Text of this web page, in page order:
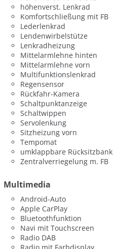
höhenverst. Lenkrad
Komfortschließung mit FB
Lederlenkrad
Lendenwirbelstütze
Lenkradheizung
Mittelarmlehne hinten
Mittelarmlehne vorn
Multifunktionslenkrad
Regensensor
Rückfahr-Kamera
Schaltpunktanzeige
Schaltwippen
Servolenkung
Sitzheizung vorn
Tempomat
umklappbare Rücksitzbank
Zentralverriegelung m. FB
Multimedia
Android-Auto
Apple CarPlay
Bluetoothfunktion
Navi mit Touchscreen
Radio DAB